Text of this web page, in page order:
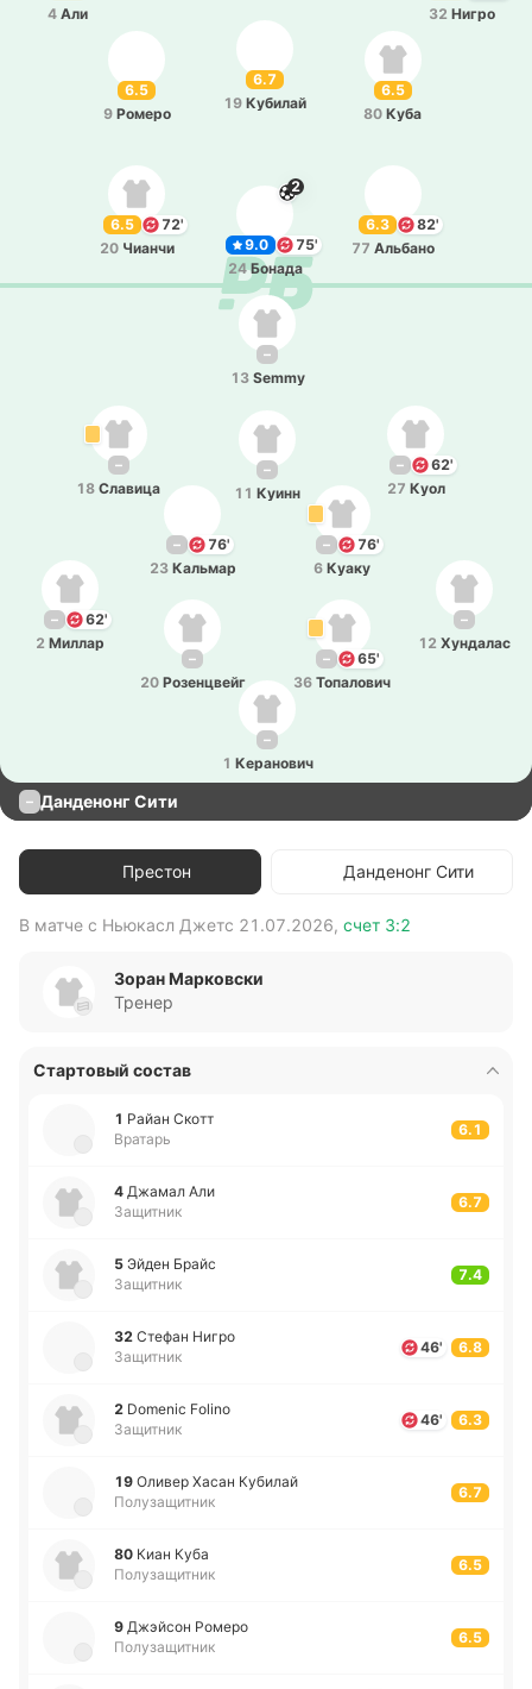
4 Али
32 Нигро
6.7
19 Ку­би­лай
6.5
80 Куба
6.5
9 Ромеро
9.0 75'
2
24 Бонада
6.3
82'
77 Альба­но
6.5
72'
20 Чианчи
–
1 Ке­ра­но­вич
–
20 Ро­зе­нцвейг
–
62'
2 Миллар
–
12 Ху­нда­лас
–
65'
36 То­па­ло­вич
–
62'
27 Куол
–
76'
6 Куаку
–
76'
23 Ка­льмар
–
18 Сла­ви­ца
–
11 Куинн
–
13 Semmy
– Данденонг Сити
Престон Данденонг Сити
В матче с Ньюкасл Джетс 21.07.2026, счет 3:2
Зоран Марковски
Тренер
Стартовый состав
1 Райан Скотт
Вратарь
6.1
4 Джамал Али
Защитник
6.7
5 Эйден Брайс
Защитник
7.4
32 Стефан Нигро
Защитник
46' 6.8
2 Domenic Folino
Защитник
46' 6.3
19 Оливер Хасан Ку­би­лай
Полузащитник
6.7
80 Киан Куба
Полузащитник
6.5
9 Джэй­сон Ромеро
Полузащитник
6.5